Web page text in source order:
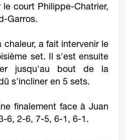
court Philippe-Chatrier,
Garros.
chaleur, a fait intervenir le
set. Il s'est ensuite
jusqu'au bout de la
s'incliner en 5 sets.
finalement face à Juan
6, 2-6, 7-5, 6-1, 6-1.